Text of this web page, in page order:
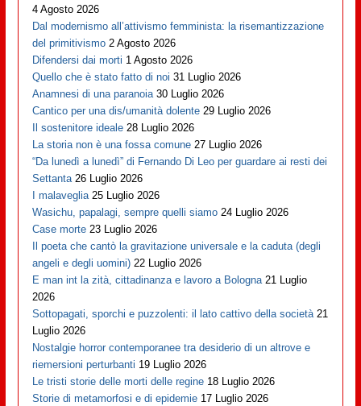
4 Agosto 2026
Dal modernismo all’attivismo femminista: la risemantizzazione
del primitivismo 2 Agosto 2026
Difendersi dai morti 1 Agosto 2026
Quello che è stato fatto di noi 31 Luglio 2026
Anamnesi di una paranoia 30 Luglio 2026
Cantico per una dis/umanità dolente 29 Luglio 2026
Il sostenitore ideale 28 Luglio 2026
La storia non è una fossa comune 27 Luglio 2026
“Da lunedì a lunedì” di Fernando Di Leo per guardare ai resti dei
Settanta 26 Luglio 2026
I malaveglia 25 Luglio 2026
Wasichu, papalagi, sempre quelli siamo 24 Luglio 2026
Case morte 23 Luglio 2026
Il poeta che cantò la gravitazione universale e la caduta (degli
angeli e degli uomini) 22 Luglio 2026
E man int la zità, cittadinanza e lavoro a Bologna 21 Luglio
2026
Sottopagati, sporchi e puzzolenti: il lato cattivo della società 21
Luglio 2026
Nostalgie horror contemporanee tra desiderio di un altrove e
riemersioni perturbanti 19 Luglio 2026
Le tristi storie delle morti delle regine 18 Luglio 2026
Storie di metamorfosi e di epidemie 17 Luglio 2026